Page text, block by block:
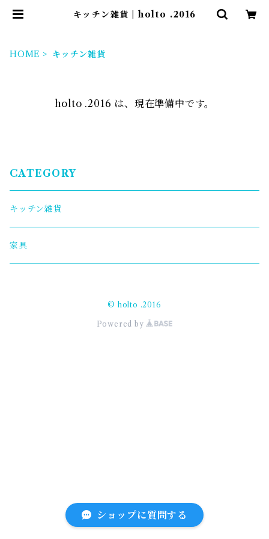
キッチン雑貨 | holto .2016
HOME キッチン雑貨
holto .2016 は、現在準備中です。
CATEGORY
キッチン雑貨
家具
© holto .2016
Powered by
ショップに質問する